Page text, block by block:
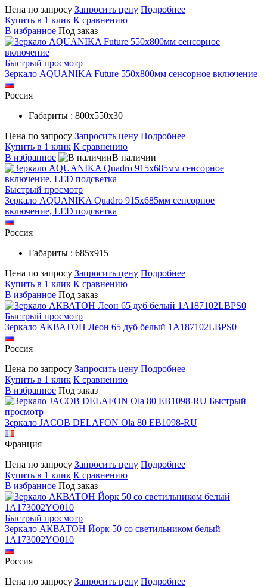
Цена по запросу Запросить цену Подробнее
Купить в 1 клик К сравнению
В избранное Под заказ
Быстрый просмотр
Зеркало AQUANIKA Future 550х800мм сенсорное включение
Россия
Габариты : 800х550х30
Цена по запросу Запросить цену Подробнее
Купить в 1 клик К сравнению
В избранное
В наличии
Быстрый просмотр
Зеркало AQUANIKA Quadro 915х685мм сенсорное
включение, LED подсветка
Россия
Габариты : 685х915
Цена по запросу Запросить цену Подробнее
Купить в 1 клик К сравнению
В избранное Под заказ
Быстрый просмотр
Зеркало АКВАТОН Леон 65 дуб белый 1A187102LBPS0
Россия
Цена по запросу Запросить цену Подробнее
Купить в 1 клик К сравнению
В избранное Под заказ
Быстрый
просмотр
Зеркало JACOB DELAFON Ola 80 EB1098-RU
Франция
Цена по запросу Запросить цену Подробнее
Купить в 1 клик К сравнению
В избранное Под заказ
Быстрый просмотр
Зеркало АКВАТОН Йорк 50 со светильником белый
1A173002YO010
Россия
Цена по запросу Запросить цену Подробнее